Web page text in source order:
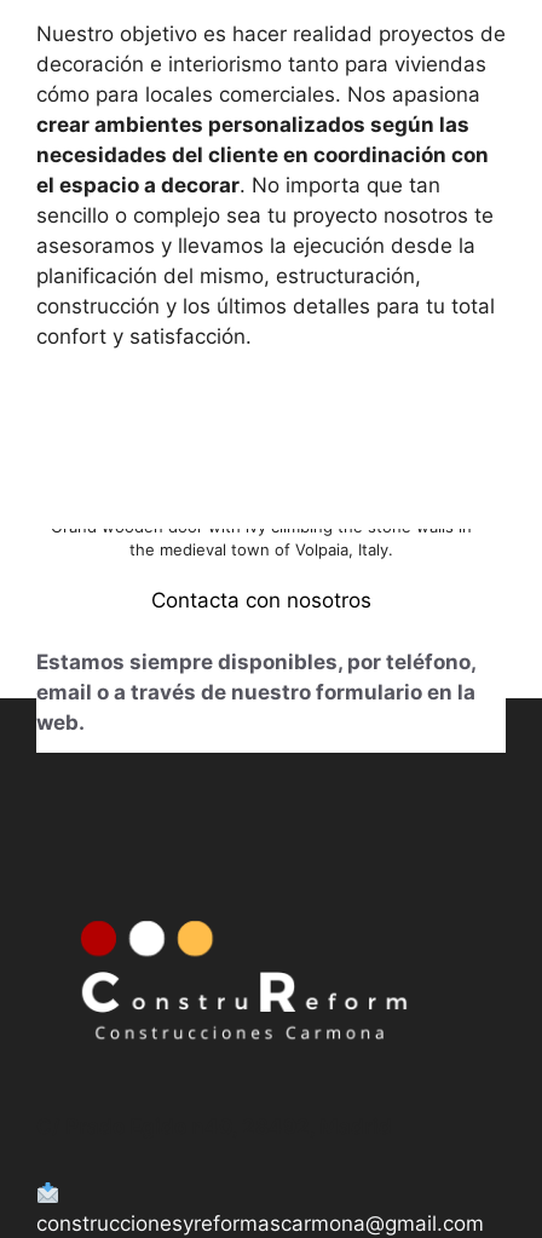
Nuestro objetivo es hacer realidad proyectos de
decoración e interiorismo tanto para viviendas
cómo para locales comerciales. Nos apasiona
crear ambientes personalizados según las
necesidades del cliente en coordinación con
el espacio a decorar. No importa que tan
sencillo o complejo sea tu proyecto nosotros te
asesoramos y llevamos la ejecución desde la
planificación del mismo, estructuración,
construcción y los últimos detalles para tu total
confort y satisfacción.
Grand wooden door with ivy climbing the stone walls in
the medieval town of Volpaia, Italy.
Contacta con nosotros
Estamos siempre disponibles, por teléfono,
email o a través de nuestro formulario en la
web.
De Lunes a Viernes de 11.00 h. a 14.00 h.
y de 18:00 h. a 20:00 h.
construccionesyreformascarmona@gmail.com